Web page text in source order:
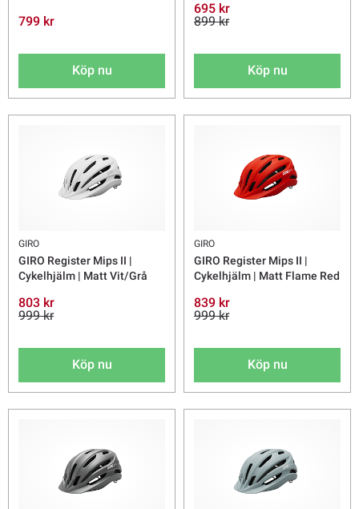
799 kr
Köp nu
695 kr
899 kr
Köp nu
GIRO
GIRO Register Mips II |
Cykelhjälm | Matt Vit/Grå
803 kr
999 kr
Köp nu
GIRO
GIRO Register Mips II |
Cykelhjälm | Matt Flame Red
839 kr
999 kr
Köp nu